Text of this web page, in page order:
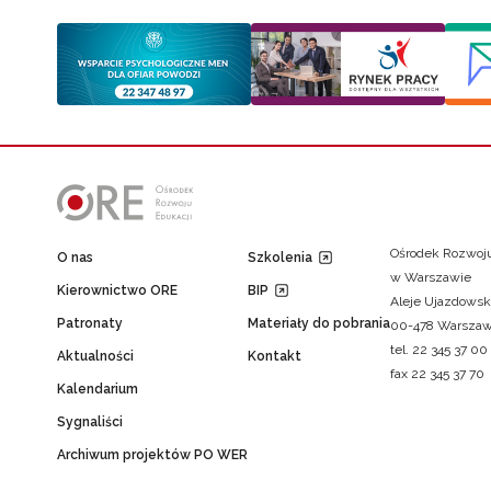
O nas
Kierownictwo ORE
Patronaty
Aktualności
Kalendarium
Sygnaliści
Archiwum projektów PO WER
Szkolenia
BIP
Materiały do pobrania
Kontakt
Ośrodek
w Warszawie
Aleje
00-478
tel. 22 345 37 00
fax 22 345 37 70